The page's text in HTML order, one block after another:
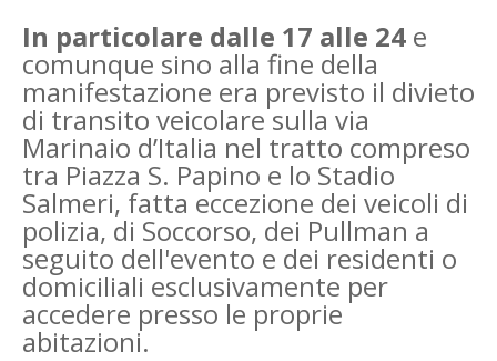
In particolare dalle 17 alle 24 e
comunque sino alla fine della
manifestazione era previsto il divieto
di transito veicolare sulla via
Marinaio d’Italia nel tratto compreso
tra Piazza S. Papino e lo Stadio
Salmeri, fatta eccezione dei veicoli di
polizia, di Soccorso, dei Pullman a
seguito dell'evento e dei residenti o
domiciliali esclusivamente per
accedere presso le proprie
abitazioni.